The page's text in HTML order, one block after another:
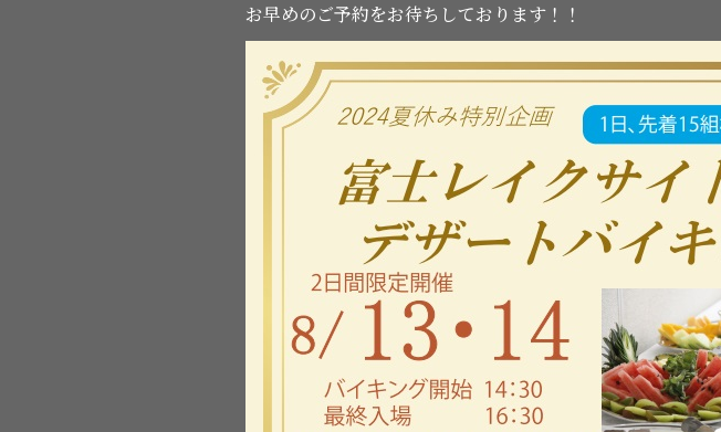
お早めのご予約をお待ちしております！！